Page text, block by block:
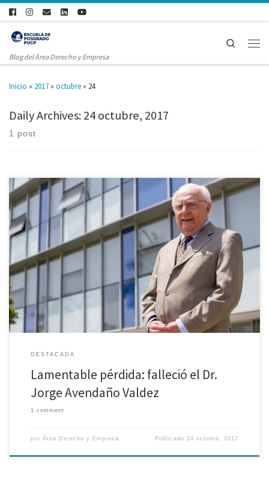
Blog del Área Derecho y Empresa
Search
Inicio » 2017 » octubre » 24
Daily Archives:24 octubre, 2017
1 post
Lamentamos informar el fallecimiento del Dr. Jorge Avendaño Valdez,
reconocido especialista en Derecho Civil peruano, que se desempeñó como
docente y autoridad en nuestra Universidad. El Dr. Avendaño Valdez fue
prorrector, dos veces decano de la Facultad de Derecho y muy querido
profesor principal del Departamento de Derecho. Asimismo, fue […]
DESTACADA
Lamentable pérdida: falleció el Dr.
Jorge Avendaño Valdez
1 comment
por Área Derecho y Empresa Publicado 24 octubre, 2017